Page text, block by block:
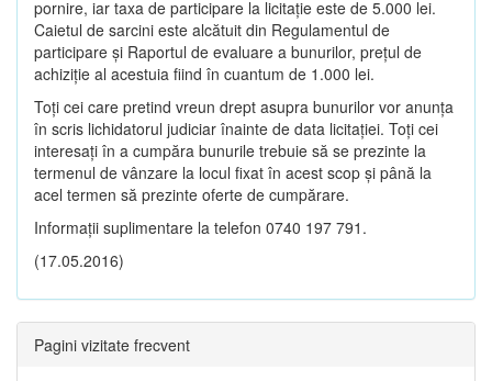
pornire, iar taxa de participare la licitație este de 5.000 lei.
Caietul de sarcini este alcătuit din Regulamentul de
participare și Raportul de evaluare a bunurilor, prețul de
achiziție al acestuia fiind în cuantum de 1.000 lei.
Toți cei care pretind vreun drept asupra bunurilor vor anunța
în scris lichidatorul judiciar înainte de data licitației. Toți cei
interesați în a cumpăra bunurile trebuie să se prezinte la
termenul de vânzare la locul fixat în acest scop și până la
acel termen să prezinte oferte de cumpărare.
Informații suplimentare la telefon 0740 197 791.
(17.05.2016)
Pagini vizitate frecvent